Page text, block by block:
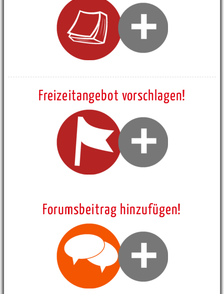
Freizeitangebot vorschlagen!
Forumsbeitrag hinzufügen!